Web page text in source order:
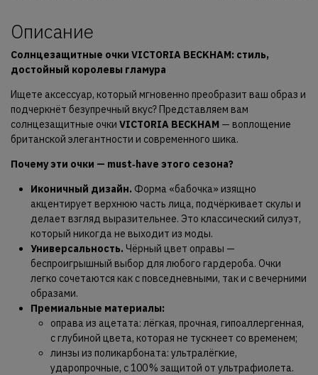
Описание
Солнцезащитные очки VICTORIA BECKHAM: стиль,
достойный королевы гламура
Ищете аксессуар, который мгновенно преобразит ваш образ и
подчеркнёт безупречный вкус? Представляем вам
солнцезащитные очки VICTORIA BECKHAM — воплощение
британской элегантности и современного шика.
Почему эти очки — must‑have этого сезона?
Иконичный дизайн. Форма «бабочка» изящно
акцентирует верхнюю часть лица, подчёркивает скулы и
делает взгляд выразительнее. Это классический силуэт,
который никогда не выходит из моды.
Универсальность. Чёрный цвет оправы —
беспроигрышный выбор для любого гардероба. Очки
легко сочетаются как с повседневными, так и с вечерними
образами.
Премиальные материалы:
оправа из ацетата: лёгкая, прочная, гипоаллергенная,
с глубиной цвета, которая не тускнеет со временем;
линзы из поликарбоната: ультралёгкие,
ударопрочные, с 100 % защитой от ультрафиолета.